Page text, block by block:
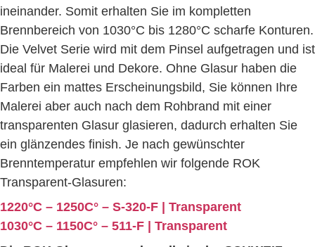
ineinander. Somit erhalten Sie im kompletten
Brennbereich von 1030°C bis 1280°C scharfe Konturen.
Die Velvet Serie wird mit dem Pinsel aufgetragen und ist
ideal für Malerei und Dekore. Ohne Glasur haben die
Farben ein mattes Erscheinungsbild, Sie können Ihre
Malerei aber auch nach dem Rohbrand mit einer
transparenten Glasur glasieren, dadurch erhalten Sie
ein glänzendes finish. Je nach gewünschter
Brenntemperatur empfehlen wir folgende ROK
Transparent-Glasuren:
1220°C – 1250C° – S-320-F | Transparent
1030°C – 1150C° – 511-F | Transparent